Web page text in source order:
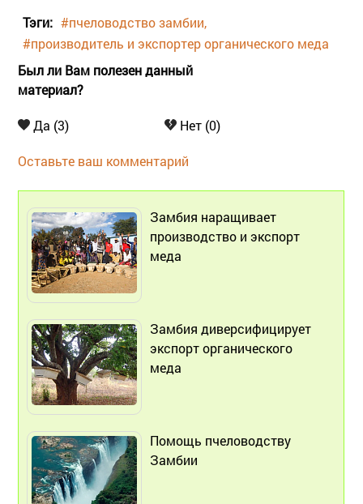
Тэги: #пчеловодство замбии
#производитель и экспортер органического меда
Был ли Вам полезен данный
материал?
Да (3) Нет (0)
Оставьте ваш комментарий
Замбия наращивает
производство и экспорт
меда
Замбия диверсифицирует
экспорт органического
меда
Помощь пчеловодству
Замбии